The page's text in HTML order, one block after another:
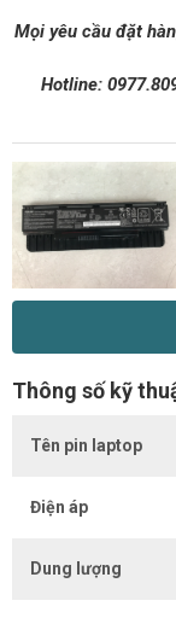
Mọi yêu cầu đặt
Hotline:
Thông số kỹ
Tên pin laptop
Điện áp
Dung lượng